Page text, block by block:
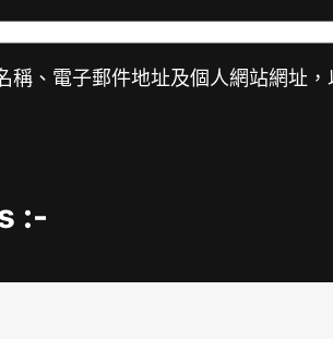
稱、電子郵件地址及個人網站網址
:-